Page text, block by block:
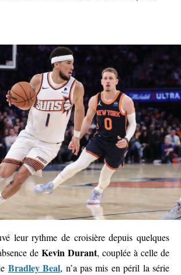
leur rythme de croisière depuis quelques
de Kevin Durant, couplée à celle de
Bradley Beal, n’a pas mis en péril la série